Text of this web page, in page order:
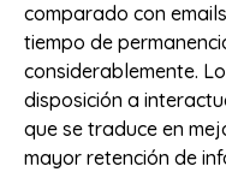
comparado con
tiempo de
considerablemente.
disposición a
que se traduce en
mayor retención de